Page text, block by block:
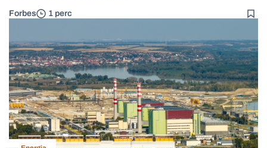
Forbes 1 perc